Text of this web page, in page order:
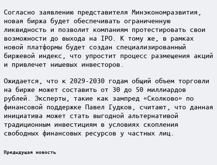
Согласно заявлению представителя Минэкономразвития,
новая биржа будет обеспечивать ограниченную
ликвидность и позволит компаниям протестировать свои
возможности до выхода на IPO. К тому же, в рамках
новой платформы будет создан специализированный
биржевой индекс, что упростит процесс размещения акций
и привлечет нишевых инвесторов.
Ожидается, что к 2029-2030 годам общий объем торговли
на бирже может составить от 30 до 50 миллиардов
рублей. Эксперты, такие как зампред «Сколково» по
финансовой поддержке Павел Гудков, считают, что данная
инициатива может стать выгодной альтернативой
традиционным инвестициям в условиях скопления
свободных финансовых ресурсов у частных лиц.
Post
Предыдущая новость